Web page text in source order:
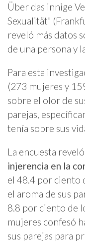
Über das innige
Sexualität”
reveló más datos
de una persona y
Para esta
(273 mujeres y
sobre el olor de
parejas,
tenía sobre sus
La encuesta
injerencia en la
el 48.4 por ciento
el aroma de sus
8.8 por ciento de
mujeres confesó
sus parejas para